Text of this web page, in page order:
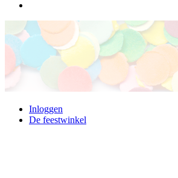
Inloggen
De feestwinkel